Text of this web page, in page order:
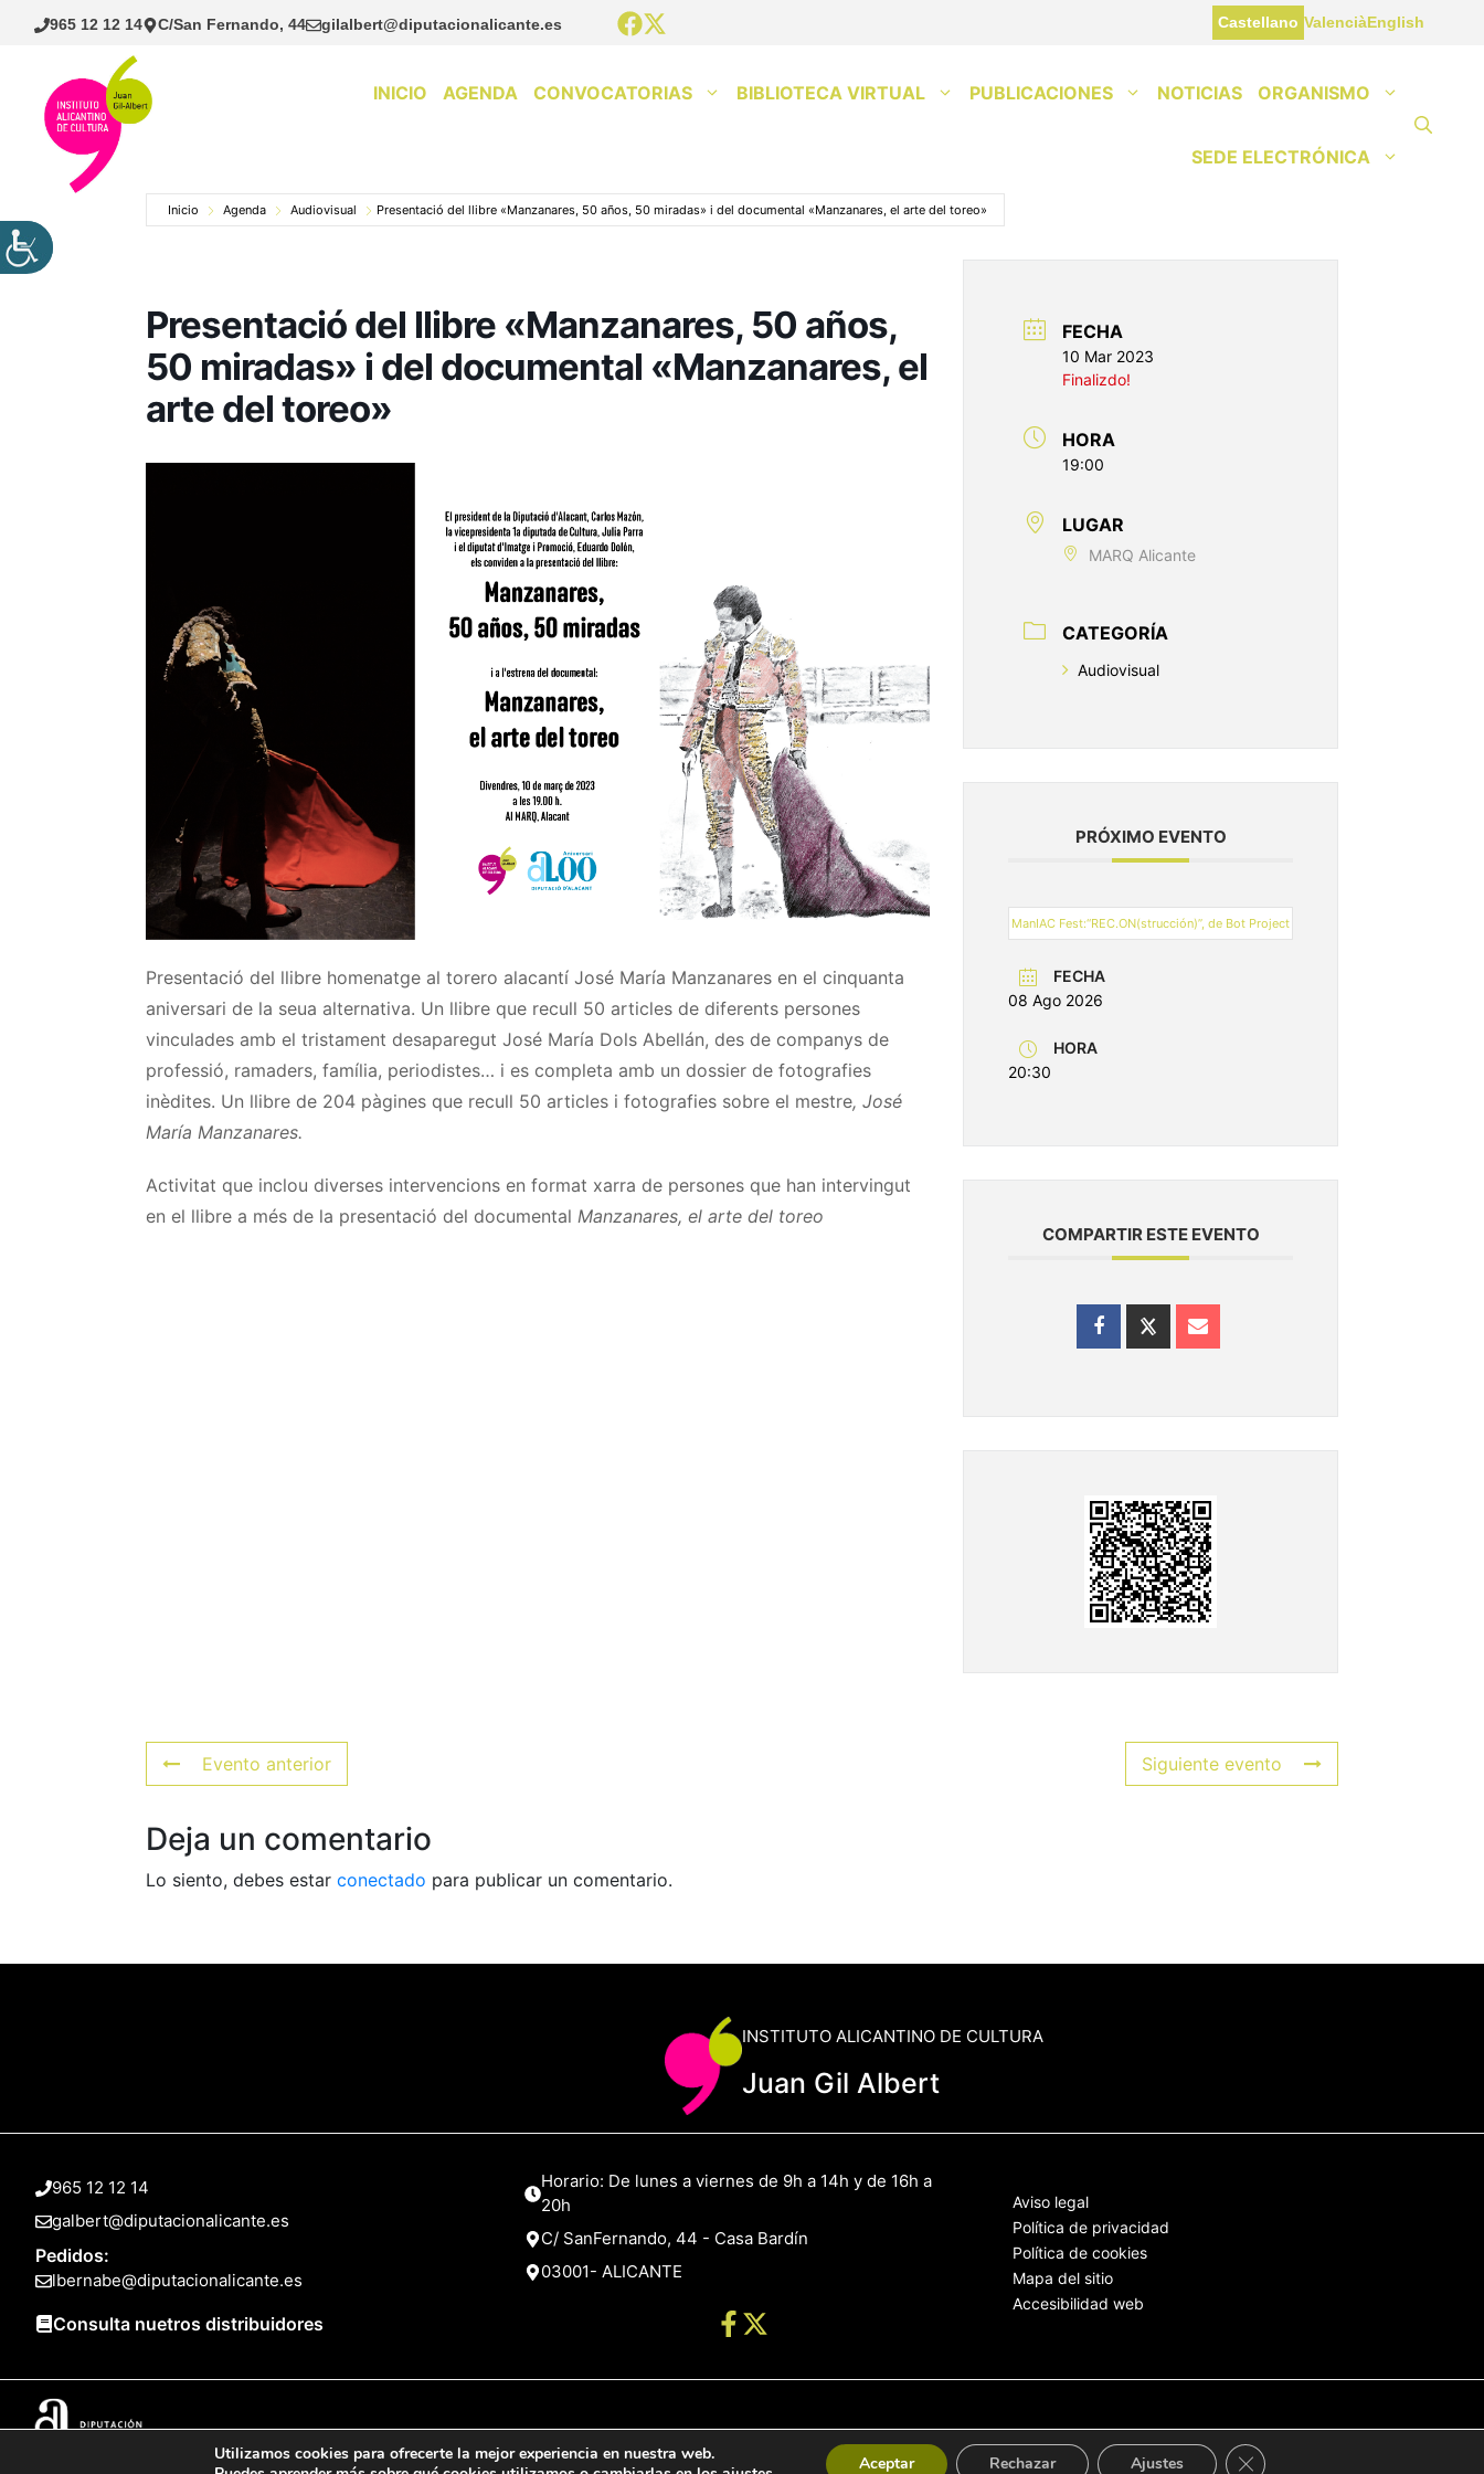
Saltar
965 12 12 14 C/San Fernando, 44 gilalbert@diputacionalicante.es Castellano ValenciàEnglish
INICIO AGENDA CONVOCATORIAS BIBLIOTECA VIRTUAL PUBLICACIONES NOTICIAS ORGANISMO
SEDE ELECTRÓNICA
Inicio Agenda Audiovisual Presentació del llibre «Manzanares, 50 años, 50 miradas» i del documental «Manzanares, el arte del toreo»
Presentació del llibre «Manzanares, 50 años,
50 miradas» i del documental «Manzanares, el
arte del toreo»
Presentació del llibre homenatge al torero alacantí José María Manzanares en el cinquanta
aniversari de la seua alternativa. Un llibre que recull 50 articles de diferents persones
vinculades amb el tristament desaparegut José María Dols Abellán, des de companys de
professió, ramaders, família, periodistes… i es completa amb un dossier de fotografies
inèdites. Un llibre de 204 pàgines que recull 50 articles i fotografies sobre el mestre, José
María Manzanares.
Activitat que inclou diverses intervencions en format xarra de persones que han intervingut
en el llibre a més de la presentació del documental Manzanares, el arte del toreo
FECHA
10 Mar 2023
Finalizdo!
HORA
19:00
LUGAR
MARQ Alicante
CATEGORÍA
Audiovisual
PRÓXIMO EVENTO
ManIAC Fest:“REC.ON(strucción)”, de Bot Project
FECHA
08 Ago 2026
HORA
20:30
COMPARTIR ESTE EVENTO
Evento anterior Siguiente evento
Deja un comentario
Lo siento, debes estar conectado para publicar un comentario.
INSTITUTO ALICANTINO DE CULTURA
Juan Gil Albert
965 12 12 14
galbert@diputacionalicante.es
Pedidos:
lbernabe@diputacionalicante.es
Consulta nuetros distribuidores
Horario: De lunes a viernes de 9h a 14h y de 16h a
20h
C/ SanFernando, 44 - Casa Bardín
03001- ALICANTE
Aviso legal
Política de privacidad
Política de cookies
Mapa del sitio
Accesibilidad web
© 2025 Web desarrollada por el Servicio de Informática de Diputación de Alicante
Utilizamos cookies para ofrecerte la mejor experiencia en nuestra web.
Aceptar Rechazar Ajustes Cerrar el banner de cookies RGPD